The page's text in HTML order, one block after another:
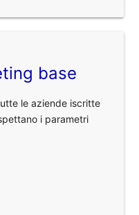
base
le aziende iscritte
i parametri